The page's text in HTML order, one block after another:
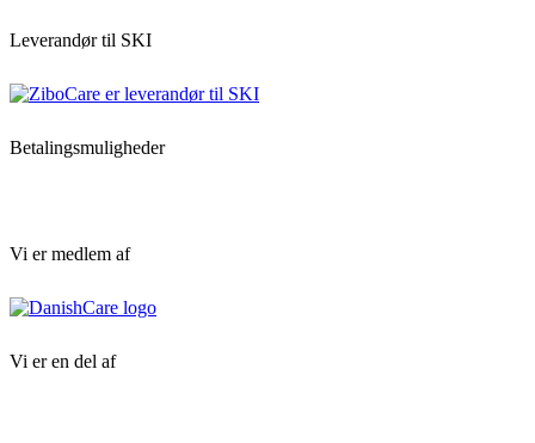
Leverandør til SKI
Betalingsmuligheder
Vi er medlem af
Vi er en del af